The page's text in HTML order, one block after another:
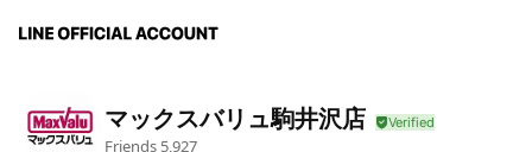
マックスバリュ駒井沢店
Friends 5,927